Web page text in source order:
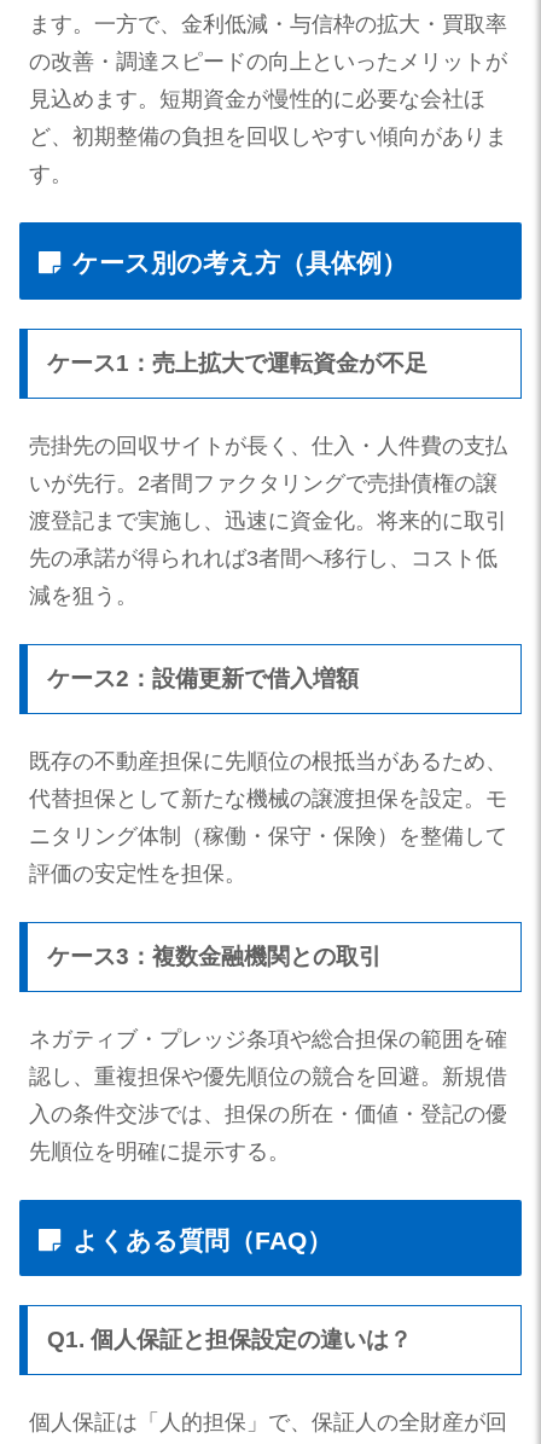
ます。一方で、金利低減・与信枠の拡大・買取率
の改善・調達スピードの向上といったメリットが
見込めます。短期資金が慢性的に必要な会社ほ
ど、初期整備の負担を回収しやすい傾向がありま
す。
ケース別の考え方（具体例）
ケース1：売上拡大で運転資金が不足
売掛先の回収サイトが長く、仕入・人件費の支払
いが先行。2者間ファクタリングで売掛債権の譲
渡登記まで実施し、迅速に資金化。将来的に取引
先の承諾が得られれば3者間へ移行し、コスト低
減を狙う。
ケース2：設備更新で借入増額
既存の不動産担保に先順位の根抵当があるため、
代替担保として新たな機械の譲渡担保を設定。モ
ニタリング体制（稼働・保守・保険）を整備して
評価の安定性を担保。
ケース3：複数金融機関との取引
ネガティブ・プレッジ条項や総合担保の範囲を確
認し、重複担保や優先順位の競合を回避。新規借
入の条件交渉では、担保の所在・価値・登記の優
先順位を明確に提示する。
よくある質問（FAQ）
Q1. 個人保証と担保設定の違いは？
個人保証は「人的担保」で、保証人の全財産が回